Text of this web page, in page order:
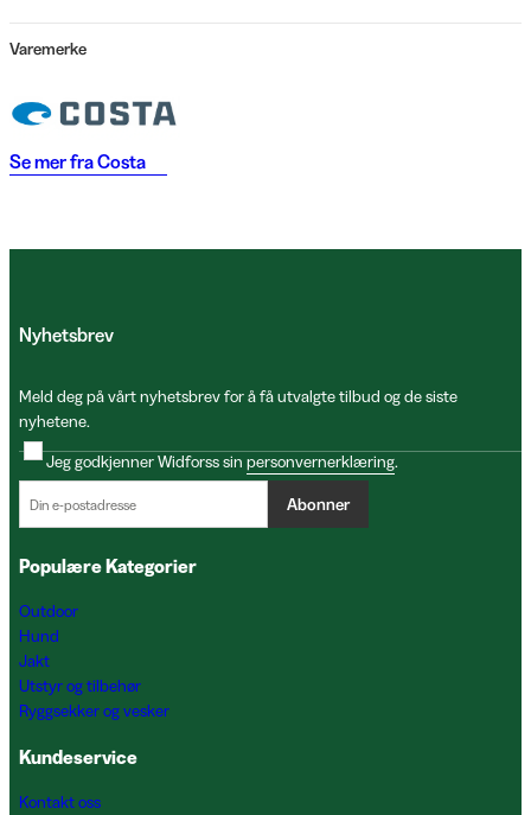
Varemerke
Se mer fraCosta
Nyhetsbrev
Meld deg på vårt nyhetsbrev for å få utvalgte tilbud og de siste
nyhetene.
Jeg godkjenner Widforss sin personvernerklæring.
Abonner
Populære Kategorier
Outdoor
Hund
Jakt
Utstyr og tilbehør
Ryggsekker og vesker
Kundeservice
Kontakt oss